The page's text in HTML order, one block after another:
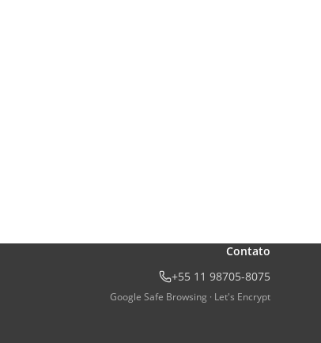
Contato
+55 11 98705-8075
Google Safe Browsing · Let's Encrypt